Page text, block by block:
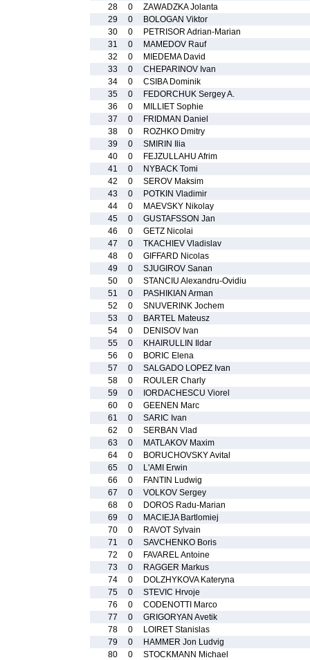
28
0
ZAWADZKA Jolanta
29
0
BOLOGAN Viktor
30
0
PETRISOR Adrian-Marian
31
0
MAMEDOV Rauf
32
0
MIEDEMA David
33
0
CHEPARINOV Ivan
34
0
CSIBA Dominik
35
0
FEDORCHUK Sergey A.
36
0
MILLIET Sophie
37
0
FRIDMAN Daniel
38
0
ROZHKO Dmitry
39
0
SMIRIN Ilia
40
0
FEJZULLAHU Afrim
41
0
NYBACK Tomi
42
0
SEROV Maksim
43
0
POTKIN Vladimir
44
0
MAEVSKY Nikolay
45
0
GUSTAFSSON Jan
46
0
GETZ Nicolai
47
0
TKACHIEV Vladislav
48
0
GIFFARD Nicolas
49
0
SJUGIROV Sanan
50
0
STANCIU Alexandru-Ovidiu
51
0
PASHIKIAN Arman
52
0
SNUVERINK Jochem
53
0
BARTEL Mateusz
54
0
DENISOV Ivan
55
0
KHAIRULLIN Ildar
56
0
BORIC Elena
57
0
SALGADO LOPEZ Ivan
58
0
ROULER Charly
59
0
IORDACHESCU Viorel
60
0
GEENEN Marc
61
0
SARIC Ivan
62
0
SERBAN Vlad
63
0
MATLAKOV Maxim
64
0
BORUCHOVSKY Avital
65
0
L'AMI Erwin
66
0
FANTIN Ludwig
67
0
VOLKOV Sergey
68
0
DOROS Radu-Marian
69
0
MACIEJA Bartlomiej
70
0
RAVOT Sylvain
71
0
SAVCHENKO Boris
72
0
FAVAREL Antoine
73
0
RAGGER Markus
74
0
DOLZHYKOVA Kateryna
75
0
STEVIC Hrvoje
76
0
CODENOTTI Marco
77
0
GRIGORYAN Avetik
78
0
LOIRET Stanislas
79
0
HAMMER Jon Ludvig
80
0
STOCKMANN Michael